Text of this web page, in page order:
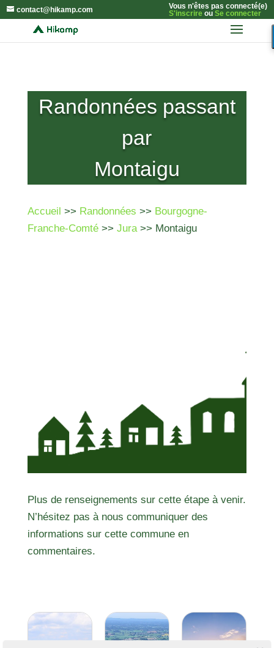
contact@hikamp.com
Vous n'êtes pas connecté(e)
S'inscrireou Se connecter
Randonnées passant
par
Montaigu
Accueil >> Randonnées >> Bourgogne-
Franche-Comté>> Jura>> Montaigu
Plus de renseignements sur cette étape à venir.
N’hésitez pas à nous communiquer des
informations sur cette commune en
commentaires.